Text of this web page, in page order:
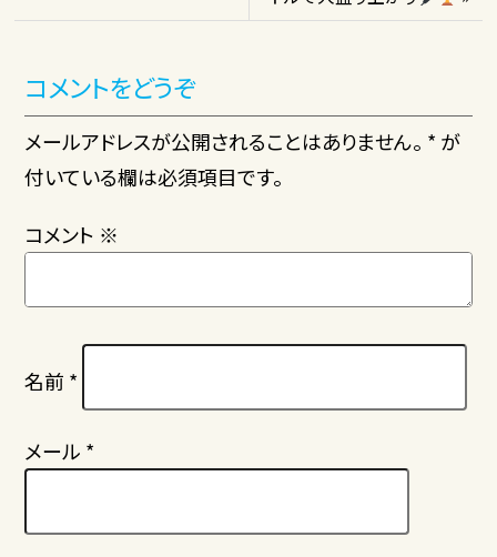
コメントをどうぞ
メールアドレスが公開されることはありません。 * が
付いている欄は必須項目です。
コメント ※
名前 *
メール *